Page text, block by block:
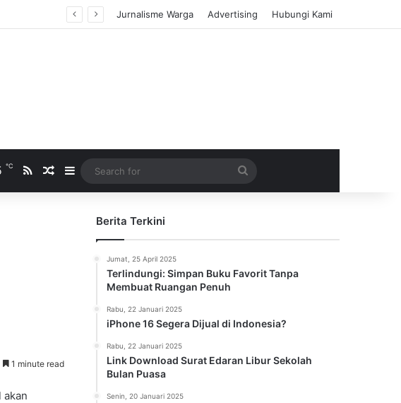
Jurnalisme Warga Advertising Hubungi Kami
℃ RSSRandom Article
Sidebar
for
1 minute read
akan
Berita Terkini
Jumat, 25 April 2025
Terlindungi: Simpan Buku Favorit Tanpa
Membuat Ruangan Penuh
Rabu, 22 Januari 2025
iPhone 16 Segera Dijual di Indonesia?
Rabu, 22 Januari 2025
Link Download Surat Edaran Libur Sekolah
Bulan Puasa
Senin, 20 Januari 2025